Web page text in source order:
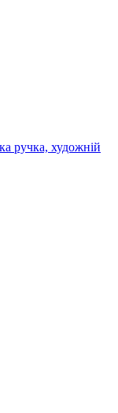
ручка, художній